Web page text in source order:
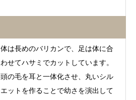
体は長めのバリカンで、足は体に合
わせてハサミでカットしています。
頭の毛を耳と一体化させ、丸いシル
エットを作ることで幼さを演出して